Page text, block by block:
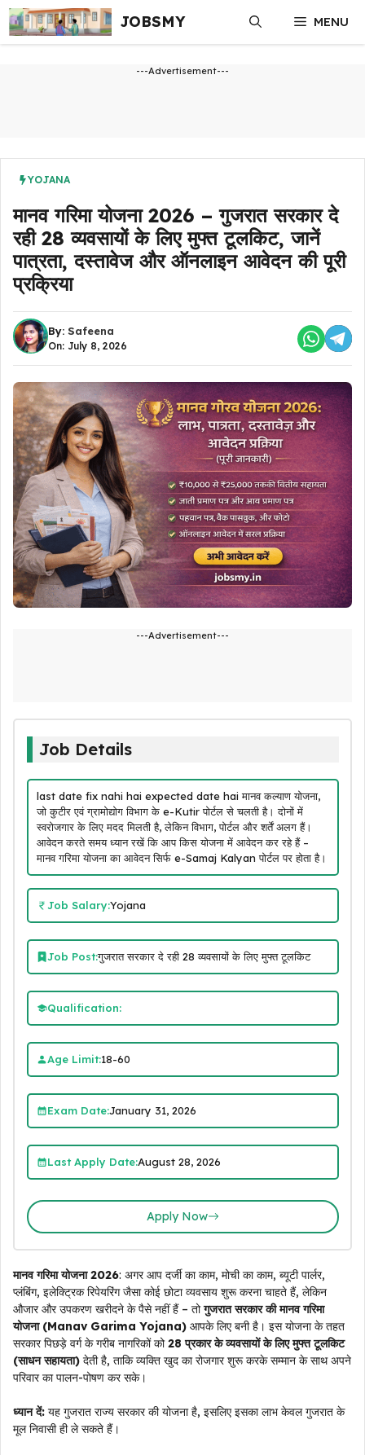
Skip
to
content
JOBSMY MENU
---Advertisement---
YOJANA
मानव गरिमा योजना 2026 – गुजरात सरकार दे
रही 28 व्यवसायों के लिए मुफ्त टूलकिट, जानें
पात्रता, दस्तावेज और ऑनलाइन आवेदन की पूरी
प्रक्रिया
By: Safeena
On: July 8, 2026
---Advertisement---
Job Details
last date fix nahi hai expected date hai मानव कल्याण योजना,
जो कुटीर एवं ग्रामोद्योग विभाग के e-Kutir पोर्टल से चलती है। दोनों में
स्वरोजगार के लिए मदद मिलती है, लेकिन विभाग, पोर्टल और शर्तें अलग हैं।
आवेदन करते समय ध्यान रखें कि आप किस योजना में आवेदन कर रहे हैं –
मानव गरिमा योजना का आवेदन सिर्फ e-Samaj Kalyan पोर्टल पर होता है।
Job Salary:Yojana
Job Post:गुजरात सरकार दे रही 28 व्यवसायों के लिए मुफ्त टूलकिट
Qualification:
Age Limit:18-60
Exam Date:January 31, 2026
Last Apply Date:August 28, 2026
Apply Now
मानव गरिमा योजना 2026: अगर आप दर्जी का काम, मोची का काम, ब्यूटी पार्लर,
प्लंबिंग, इलेक्ट्रिक रिपेयरिंग जैसा कोई छोटा व्यवसाय शुरू करना चाहते हैं, लेकिन
औजार और उपकरण खरीदने के पैसे नहीं हैं – तोगुजरात सरकार की मानव गरिमा
योजना (Manav Garima Yojana) आपके लिए बनी है। इस योजना के तहत
सरकार पिछड़े वर्ग के गरीब नागरिकों को28 प्रकार के व्यवसायों के लिए मुफ्त टूलकिट
(साधन सहायता) देती है, ताकि व्यक्ति खुद का रोजगार शुरू करके सम्मान के साथ अपने
परिवार का पालन-पोषण कर सके।
ध्यान दें: यह गुजरात राज्य सरकार की योजना है, इसलिए इसका लाभ केवल गुजरात के
मूल निवासी ही ले सकते हैं।